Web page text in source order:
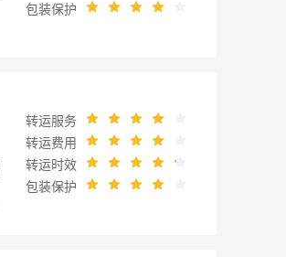
包装保护
转运服务
转运费用
转运时效
包装保护